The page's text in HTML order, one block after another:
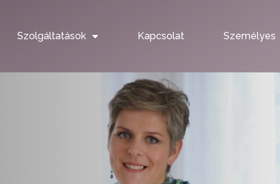
Szolgáltatások Kapcsolat Személyes